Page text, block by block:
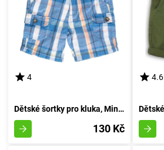
4
Dětské šortky pro kluka, Minoti, pug 5, velikost 92/98 | 2-3 roky
130 Kč
4.6